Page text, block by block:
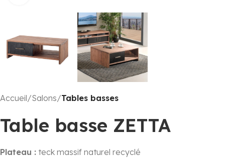
Accueil Salons Tables basses
Table basse ZETTA
Plateau : teck massif naturel recyclé